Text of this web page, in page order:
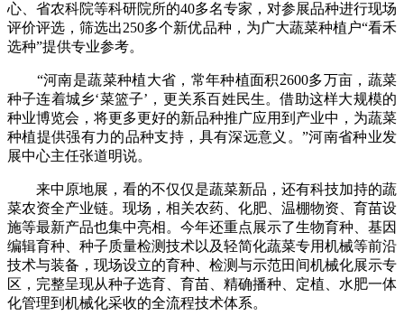
心、省农科院等科研院所的40多名专家，对参展品种进行现场
评价评选，筛选出250多个新优品种，为广大蔬菜种植户“看禾
选种”提供专业参考。
“河南是蔬菜种植大省，常年种植面积2600多万亩，蔬菜
种子连着城乡‘菜篮子’，更关系百姓民生。借助这样大规模的
种业博览会，将更多更好的新品种推广应用到产业中，为蔬菜
种植提供强有力的品种支持，具有深远意义。”河南省种业发
展中心主任张道明说。
来中原地展，看的不仅仅是蔬菜新品，还有科技加持的蔬
菜农资全产业链。现场，相关农药、化肥、温棚物资、育苗设
施等最新产品也集中亮相。今年还重点展示了生物育种、基因
编辑育种、种子质量检测技术以及轻简化蔬菜专用机械等前沿
技术与装备，现场设立的育种、检测与示范田间机械化展示专
区，完整呈现从种子选育、育苗、精确播种、定植、水肥一体
化管理到机械化采收的全流程技术体系。